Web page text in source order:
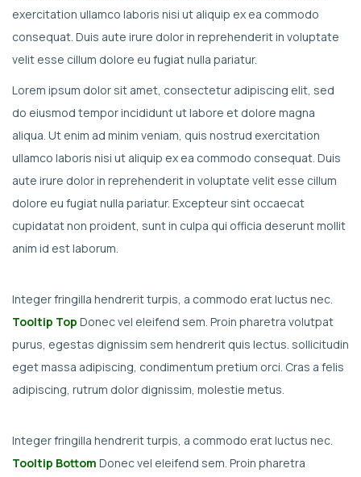
exercitation ullamco laboris nisi ut aliquip ex ea commodo
consequat. Duis aute irure dolor in reprehenderit in voluptate
velit esse cillum dolore eu fugiat nulla pariatur.
Lorem ipsum dolor sit amet, consectetur adipiscing elit, sed
do eiusmod tempor incididunt ut labore et dolore magna
aliqua. Ut enim ad minim veniam, quis nostrud exercitation
ullamco laboris nisi ut aliquip ex ea commodo consequat. Duis
aute irure dolor in reprehenderit in voluptate velit esse cillum
dolore eu fugiat nulla pariatur. Excepteur sint occaecat
cupidatat non proident, sunt in culpa qui officia deserunt mollit
anim id est laborum.
Integer fringilla hendrerit turpis, a commodo erat luctus nec.
Tooltip Top Donec vel eleifend sem. Proin pharetra volutpat
purus, egestas dignissim sem hendrerit quis lectus. sollicitudin
eget massa adipiscing, condimentum pretium orci. Cras a felis
adipiscing, rutrum dolor dignissim, molestie metus.
Integer fringilla hendrerit turpis, a commodo erat luctus nec.
Tooltip Bottom Donec vel eleifend sem. Proin pharetra